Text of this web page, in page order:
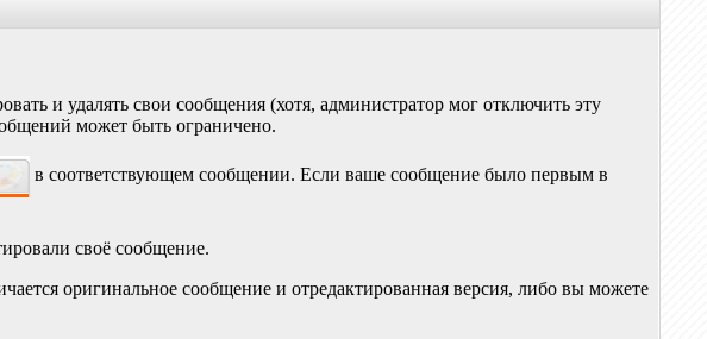
и удалять свои сообщения (хотя, администратор мог отключить эту
может быть ограничено.
в соответствующем сообщении. Если ваше сообщение было первым в
своё сообщение.
оригинальное сообщение и отредактированная версия, либо вы можете